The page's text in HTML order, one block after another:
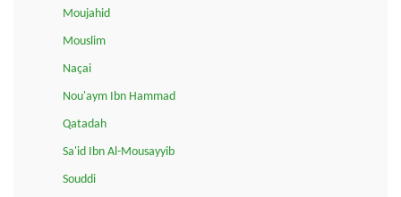
Moujahid
Mouslim
Naçai
Nou'aym Ibn Hammad
Qatadah
Sa'id Ibn Al-Mousayyib
Souddi